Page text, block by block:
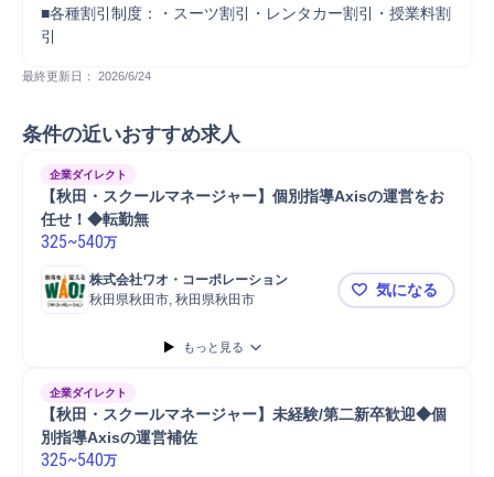
■各種割引制度：・スーツ割引・レンタカー割引・授業料割
引
最終更新日： 2026/6/24
条件の近いおすすめ求人
企業ダイレクト
【秋田・スクールマネージャー】個別指導Axisの運営をお
任せ！◆転勤無
325~540万
株式会社ワオ・コーポレーション
秋田県秋田市, 秋田県秋田市
【秋田・ス
気になる
もっと見る
企業ダイレクト
【秋田・スクールマネージャー】未経験/第二新卒歓迎◆個
別指導Axisの運営補佐
325~540万